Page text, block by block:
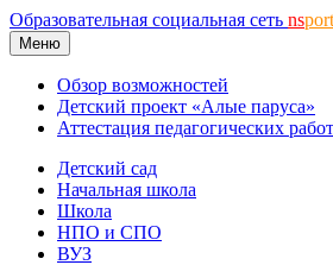
Образовательная социальная сеть ns
Меню
Обзор возможностей
Детский проект «Алые паруса»
Аттестация педагогических
Детский сад
Начальная школа
Школа
НПО и СПО
ВУЗ